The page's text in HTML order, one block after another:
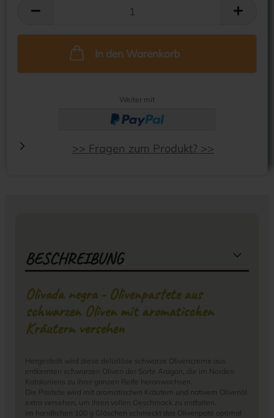
In den Warenkorb
Weiter mit
>> Fragen zum Produkt? >>
BESCHREIBUNG
Olivada negra - Olivenpastete aus
schwarzen Oliven mit aromatischen
Kräutern versehen
Hergestellt wird diese delizilöse schwarze Olivencreme aus
entkernten schwarzen Oliven der Sorte Aragon, die im Norden
Kataloniens zu ihrer ganzen Reife heranwachsen.
Die Pastete wird mit aromatischen Kräutern und nativem Olivenöl
extra versehen, um ihren vollen Geschmack zu entfalten.
Im handlichen 100 g Gläschen schmeckt das Olivenpaté optimal